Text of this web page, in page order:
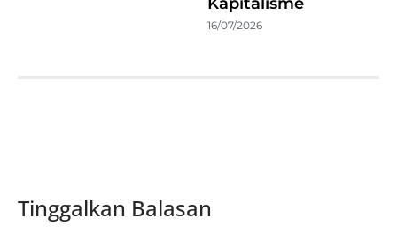
16/07/2026
Tinggalkan Balasan